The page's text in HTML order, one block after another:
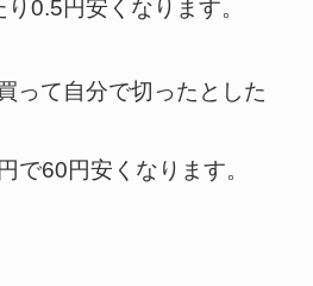
0.5円安くなります。
って自分で切ったとした
で60円安くなります。